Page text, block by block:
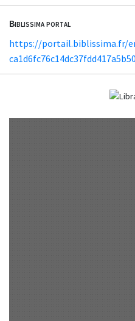
Biblissima portal
https://portail.biblissima.fr/